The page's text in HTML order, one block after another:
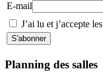
E-mail
J’ai lu et j’accepte les
Planning des salles